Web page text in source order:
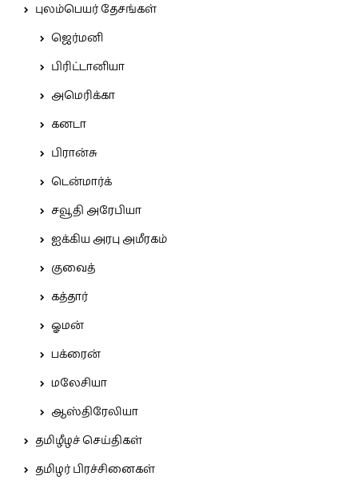
புலம்பெயர் தேசங்கள்
ஜெர்மனி
பிரிட்டானியா
அமெரிக்கா
கனடா
பிரான்சு
டென்மார்க்
சவூதி அரேபியா
ஐக்கிய அரபு அமீரகம்
குவைத்
கத்தார்
ஓமன்
பக்ரைன்
மலேசியா
ஆஸ்திரேலியா
தமிழீழச் செய்திகள்
தமிழர் பிரச்சினைகள்